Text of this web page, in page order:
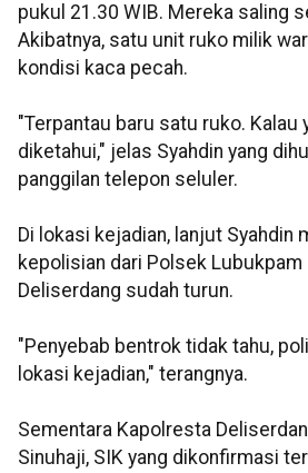
pukul 21.30 WIB. Mereka saling
Akibatnya, satu unit ruko milik
kondisi kaca pecah.
"Terpantau baru satu ruko. Kalau
diketahui," jelas Syahdin yang
panggilan telepon seluler.
Di lokasi kejadian, lanjut Syahdin
kepolisian dari Polsek
Deliserdang sudah turun.
"Penyebab bentrok tidak tahu,
lokasi kejadian," terangnya.
Sementara Kapolresta
Sinuhaji, SIK yang dikonfirmasi